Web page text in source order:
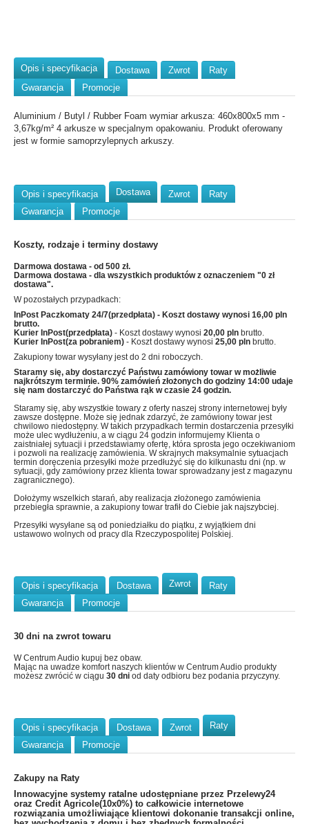
Opis i specyfikacja Dostawa Zwrot
Raty
Gwarancja
Promocje
Aluminium / Butyl / Rubber Foam wymiar arkusza: 460x800x5 mm -
3,67kg/m² 4 arkusze w specjalnym opakowaniu. Produkt oferowany
jest w formie samoprzylepnych arkuszy.
Opis i specyfikacja Dostawa Zwrot
Raty
Gwarancja
Promocje
Koszty, rodzaje i terminy dostawy
Darmowa dostawa - od 500 zł.
Darmowa dostawa - dla wszystkich produktów z oznaczeniem "0 zł
dostawa".
W pozostałych przypadkach:
InPost Paczkomaty 24/7(przedpłata) - Koszt dostawy wynosi 16,00 pln
brutto.
Kurier InPost(przedpłata) - Koszt dostawy wynosi 20,00 pln brutto.
Kurier InPost(za pobraniem) - Koszt dostawy wynosi 25,00 pln brutto.
Zakupiony towar wysyłany jest do 2 dni roboczych.
Staramy się, aby dostarczyć Państwu zamówiony towar w możliwie
najkrótszym terminie. 90% zamówień złożonych do godziny 14:00 udaje
się nam dostarczyć do Państwa rąk w czasie 24 godzin.
Staramy się, aby wszystkie towary z oferty naszej strony internetowej były
zawsze dostępne. Może się jednak zdarzyć, że zamówiony towar jest
chwilowo niedostępny. W takich przypadkach termin dostarczenia przesyłki
może ulec wydłużeniu, a w ciągu 24 godzin informujemy Klienta o
zaistniałej sytuacji i przedstawiamy ofertę, która sprosta jego oczekiwaniom
i pozwoli na realizację zamówienia. W skrajnych maksymalnie sytuacjach
termin doręczenia przesyłki może przedłużyć się do kilkunastu dni (np. w
sytuacji, gdy zamówiony przez klienta towar sprowadzany jest z magazynu
zagranicznego).
Dołożymy wszelkich starań, aby realizacja złożonego zamówienia
przebiegła sprawnie, a zakupiony towar trafił do Ciebie jak najszybciej.
Przesyłki wysyłane są od poniedziałku do piątku, z wyjątkiem dni
ustawowo wolnych od pracy dla Rzeczypospolitej Polskiej.
Opis i specyfikacja Dostawa Zwrot
Raty
Gwarancja
Promocje
30 dni na zwrot towaru
W Centrum Audio kupuj bez obaw.
Mając na uwadze komfort naszych klientów w Centrum Audio produkty
możesz zwrócić w ciągu 30 dni od daty odbioru bez podania przyczyny.
Opis i specyfikacja Dostawa Zwrot
Raty
Gwarancja
Promocje
Zakupy na Raty
​Innowacyjne systemy ratalne udostępniane przez Przelewy24
oraz Credit Agricole(10x0%) to całkowicie internetowe
rozwiązania umożliwiające klientowi dokonanie transakcji online,